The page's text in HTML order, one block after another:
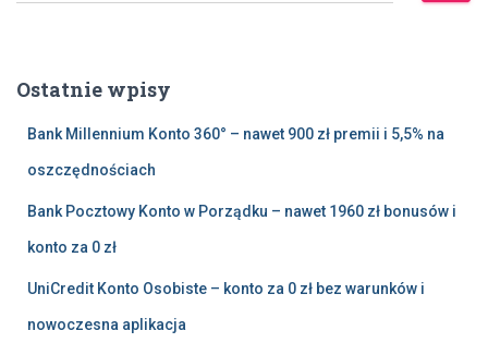
jOstatnie wpisy
Bank Millennium Konto 360° – nawet 900 zł premii i 5,5% na
oszczędnościach
Bank Pocztowy Konto w Porządku – nawet 1960 zł bonusów i
konto za 0 zł
UniCredit Konto Osobiste – konto za 0 zł bez warunków i
nowoczesna aplikacja